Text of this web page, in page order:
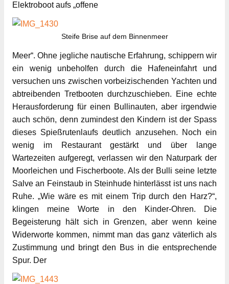
Elektroboot aufs „offene
Steife Brise auf dem Binnenmeer
Meer“. Ohne jegliche nautische Erfahrung, schippern wir
ein wenig unbeholfen durch die Hafeneinfahrt und
versuchen uns zwischen vorbeizischenden Yachten und
abtreibenden Tretbooten durchzuschieben. Eine echte
Herausforderung für einen Bullinauten, aber irgendwie
auch schön, denn zumindest den Kindern ist der Spass
dieses Spießrutenlaufs deutlich anzusehen. Noch ein
wenig im Restaurant gestärkt und über lange
Wartezeiten aufgeregt, verlassen wir den Naturpark der
Moorleichen und Fischerboote. Als der Bulli seine letzte
Salve an Feinstaub in Steinhude hinterlässt ist uns nach
Ruhe. „Wie wäre es mit einem Trip durch den Harz?“,
klingen meine Worte in den Kinder-Ohren. Die
Begeisterung hält sich in Grenzen, aber wenn keine
Widerworte kommen, nimmt man das ganz väterlich als
Zustimmung und bringt den Bus in die entsprechende
Spur. Der